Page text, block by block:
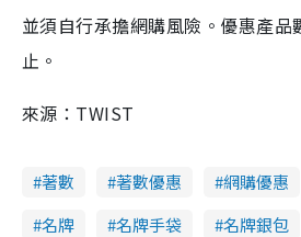
並須自行承擔網購風險。優惠產品
止。
來源：TWIST
著數 著數優惠 網購優惠
名牌
名牌手袋 名牌銀包